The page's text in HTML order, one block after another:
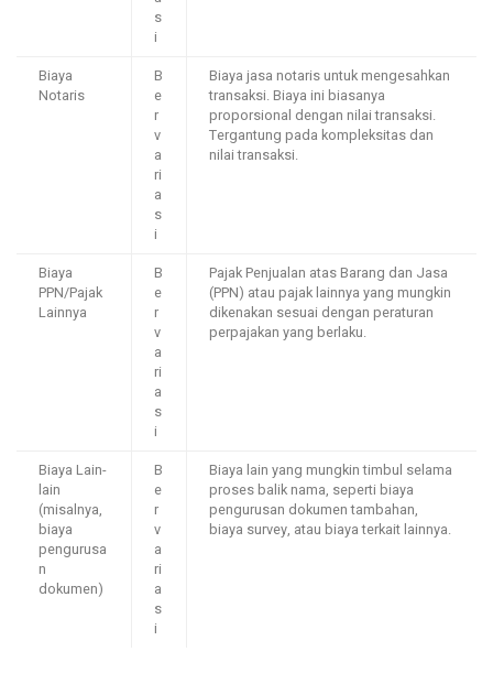
s
i
Biaya
Notaris
B
e
r
v
a
ri
a
s
i
Biaya jasa notaris untuk mengesahkan
transaksi. Biaya ini biasanya
proporsional dengan nilai transaksi.
Tergantung pada kompleksitas dan
nilai transaksi.
Biaya
PPN/Pajak
Lainnya
B
e
r
v
a
ri
a
s
i
Pajak Penjualan atas Barang dan Jasa
(PPN) atau pajak lainnya yang mungkin
dikenakan sesuai dengan peraturan
perpajakan yang berlaku.
Biaya Lain-
lain
(misalnya,
biaya
pengurusa
n
dokumen)
B
e
r
v
a
ri
a
s
i
Biaya lain yang mungkin timbul selama
proses balik nama, seperti biaya
pengurusan dokumen tambahan,
biaya survey, atau biaya terkait lainnya.